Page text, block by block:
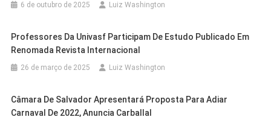
6 de outubro de 2025 Luiz Washington
Professores Da Univasf Participam De Estudo Publicado Em
Renomada Revista Internacional
26 de março de 2025 Luiz Washington
Câmara De Salvador Apresentará Proposta Para Adiar
Carnaval De 2022, Anuncia Carballal
Cidades